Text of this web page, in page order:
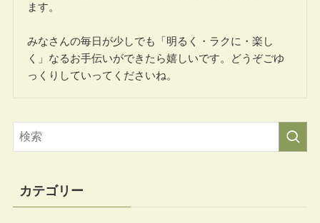
ます。
みなさんの毎日が少しでも「明るく・ラクに・楽し
く」なるお手伝いができたら嬉しいです。どうぞごゆ
っくりしていってくださいね。
カテゴリー